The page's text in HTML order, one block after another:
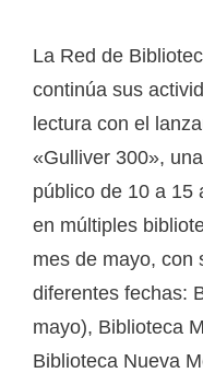
La Red de
continúa sus
lectura con el
«Gulliver 300»,
público de 10 a 15
en múltiples
mes de mayo, con
diferentes fechas:
mayo), Biblioteca
Biblioteca Nueva